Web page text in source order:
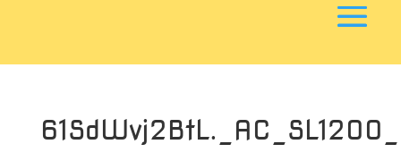
61SdWvj2BtL._AC_SL1200_